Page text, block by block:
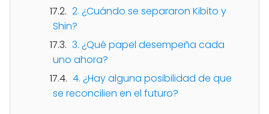
2. ¿Cuándo se separaron Kibito y
Shin?
3. ¿Qué papel desempeña cada
uno ahora?
4. ¿Hay alguna posibilidad de que
se reconcilien en el futuro?